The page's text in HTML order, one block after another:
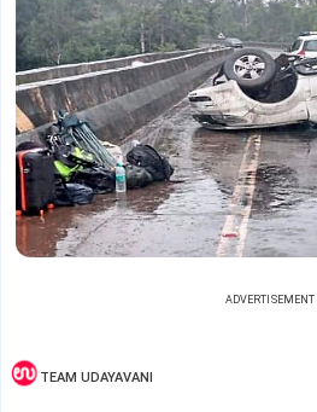
ADVERTISEMENT
TEAM UDAYAVANI